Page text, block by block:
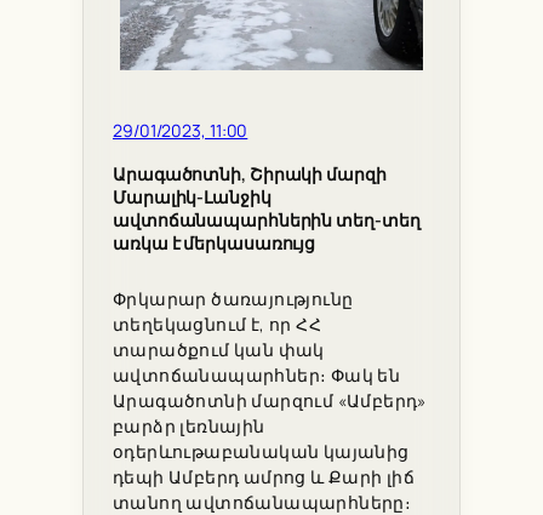
29/01/2023, 11:00
Արագածոտնի, Շիրակի մարզի
Մարալիկ-Լանջիկ
ավտոճանապարհներին տեղ-տեղ
առկա է մերկասառույց
Փրկարար ծառայությունը
տեղեկացնում է, որ ՀՀ
տարածքում կան փակ
ավտոճանապարհներ։ Փակ են
Արագածոտնի մարզում «Ամբերդ»
բարձր լեռնային
օդերևութաբանական կայանից
դեպի Ամբերդ ամրոց և Քարի լիճ
տանող ավտոճանապարհները։